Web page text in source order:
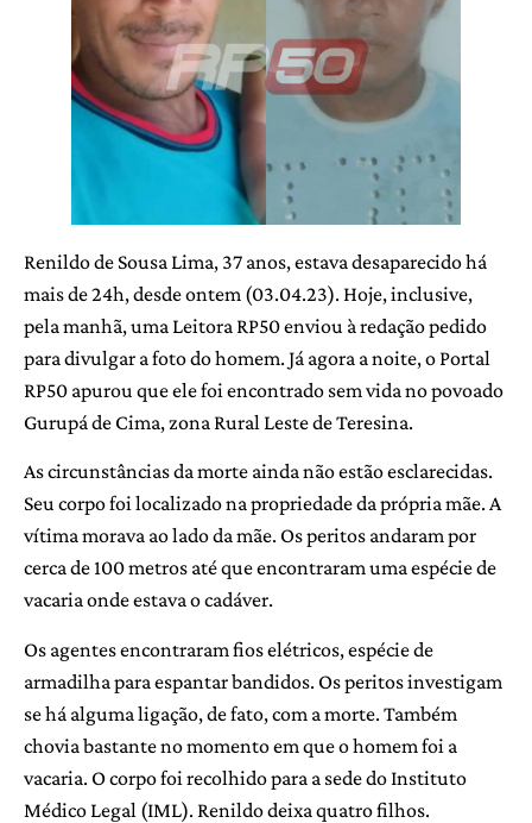
Renildo de Sousa Lima, 37 anos, estava desaparecido há
mais de 24h, desde ontem (03.04.23). Hoje, inclusive,
pela manhã, uma Leitora RP50 enviou à redação pedido
para divulgar a foto do homem. Já agora a noite, o Portal
RP50 apurou que ele foi encontrado sem vida no povoado
Gurupá de Cima, zona Rural Leste de Teresina.
As circunstâncias da morte ainda não estão esclarecidas.
Seu corpo foi localizado na propriedade da própria mãe. A
vítima morava ao lado da mãe. Os peritos andaram por
cerca de 100 metros até que encontraram uma espécie de
vacaria onde estava o cadáver.
Os agentes encontraram fios elétricos, espécie de
armadilha para espantar bandidos. Os peritos investigam
se há alguma ligação, de fato, com a morte. Também
chovia bastante no momento em que o homem foi a
vacaria. O corpo foi recolhido para a sede do Instituto
Médico Legal (IML). Renildo deixa quatro filhos.